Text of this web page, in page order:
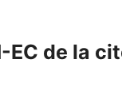
EC de la